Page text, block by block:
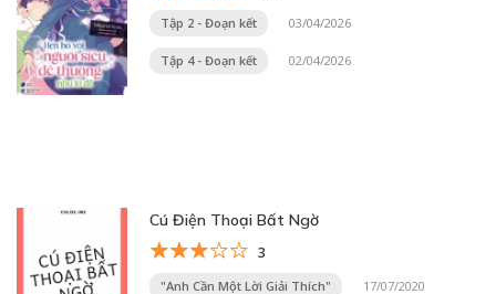
Tập 2 - Đoạn kết 03/04/2026
Tập 4 - Đoạn kết 02/04/2026
Cú Điện Thoại Bất Ngờ
3
"Anh Cần Một Lời Giải Thích" 17/07/2020